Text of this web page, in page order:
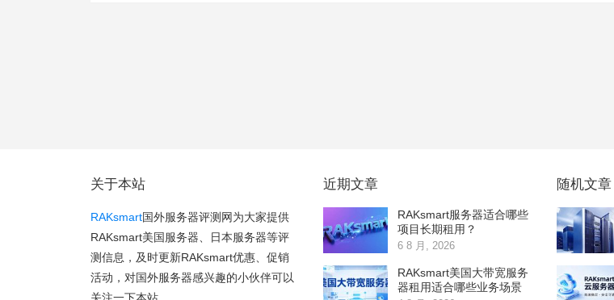
关于本站
RAKsmart国外服务器评测网为大家提供
RAKsmart美国服务器、日本服务器等评
测信息，及时更新RAKsmart优惠、促销
活动，对国外服务器感兴趣的小伙伴可以
近期文章
RAKsmart服务器适合哪些
项目长期租用？
6 8 月, 2026
RAKsmart美国大带宽服务
器租用适合哪些业务场景
随机文章